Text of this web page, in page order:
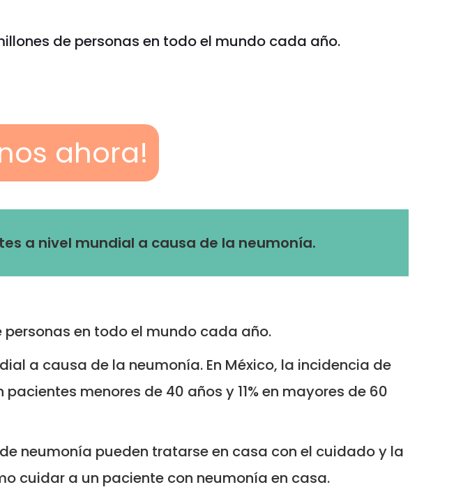
de personas en todo el mundo cada año.
ahora!
a nivel mundial a causa de la neumonía.
en todo el mundo cada año.
a causa de la neumonía. En México, la incidencia de
menores de 40 años y 11% en mayores de 60
neumonía pueden tratarse en casa con el cuidado y la
cuidar a un paciente con neumonía en casa.